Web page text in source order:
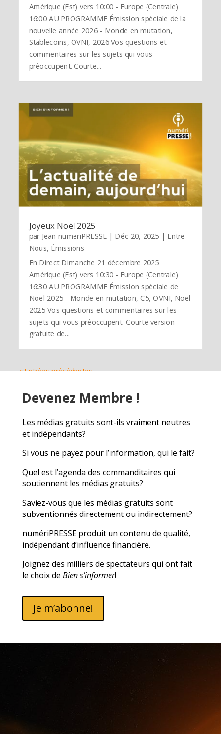
Amérique (Est) vers 10:00 - Europe (Centrale)
16:00 AU PROGRAMME Émission spéciale de la
nouvelle année 2026 - Monde en mutation,
Stablecoins, OVNI, 2026 Vos questions et
commentaires sur les sujets qui vous
préoccupent. Courte...
Joyeux Noël 2025
par Jean numeriPRESSE | Déc 20, 2025 | Entre
Nous, Émissions
En Direct Dimanche 21 décembre 2025
Amérique (Est) vers 10:30 - Europe (Centrale)
16:30 AU PROGRAMME Émission spéciale de
Noël 2025 - Monde en mutation, C5, OVNI, Noël
2025 Vos questions et commentaires sur les
sujets qui vous préoccupent. Courte version
gratuite de...
« Entrées précédentes
Devenez Membre !
Les médias gratuits sont-ils vraiment neutres
et indépendants?
Si vous ne payez pour l’information, qui le fait?
Quel est l’agenda des commanditaires qui
soutiennent les médias gratuits?
Saviez-vous que les médias gratuits sont
subventionnés directement ou indirectement?
numériPRESSE produit un contenu de qualité,
indépendant d’influence financière.
Joignez des milliers de spectateurs qui ont fait
le choix de Bien s’informer!
Je m’abonne!